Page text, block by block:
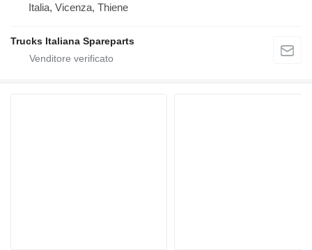
Italia, Vicenza, Thiene
Trucks Italiana Spareparts